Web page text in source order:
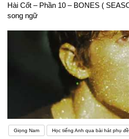
Hài Cốt – Phần 10 – BONES (
song ngữ
Giọng Nam Học tiếng Anh qua bài hát phụ